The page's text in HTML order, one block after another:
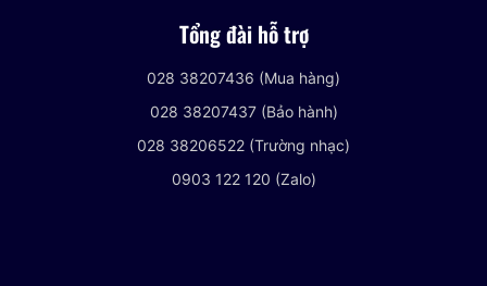
Tổng đài hỗ trợ
028 38207436 (Mua hàng)
028 38207437 (Bảo hành)
028 38206522 (Trường nhạc)
0903 122 120 (Zalo)